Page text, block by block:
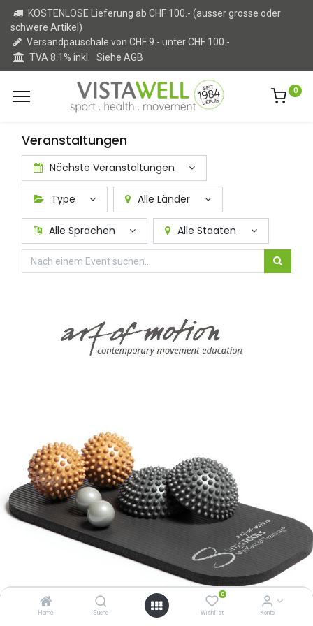
Home Suche
0
Wishlist Konto
KOSTENLOSE Lieferung ab CHF 100.- (ausser grosse oder
schwere Artikel)
Versandpauschale von CHF 9.- unter CHF 100.-
TVA 8.1% inkl. Siehe AGB
0
Veranstaltungen
Nächste Veranstaltungen
Type Alle Länder
Alle Sprachen Alle Staaten